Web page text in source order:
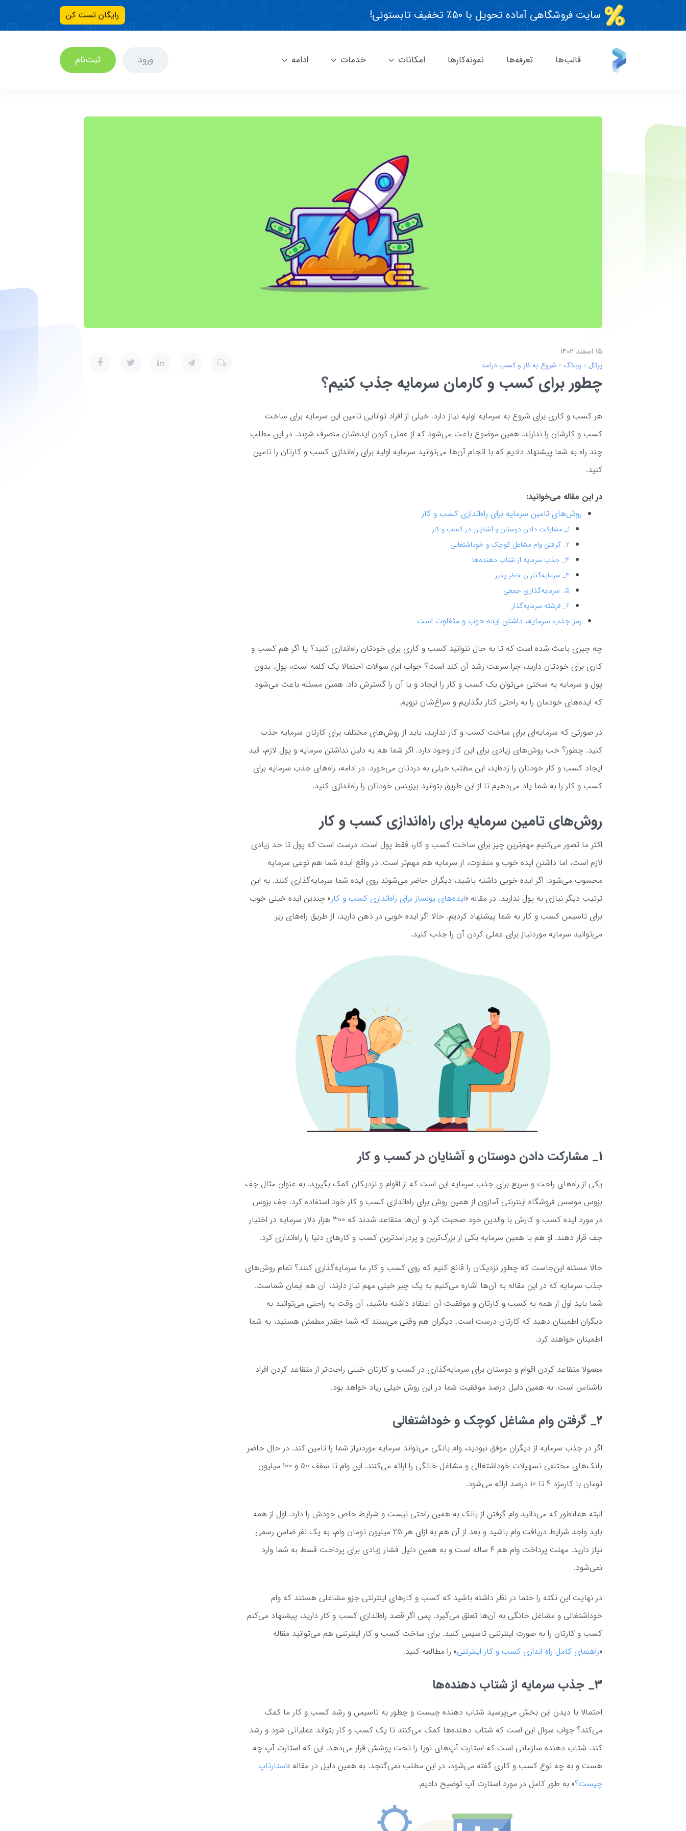
سایت فروشگاهی آماده تحویل با ۵۰٪ تخفیف تابستونی! رایگان تست کن
قالب‌ها تعرفه‌ها نمونه‌کارها امکانات خدمات ادامه ورود ثبت‌نام
15 اسفند 1402
پرتال وبلاگ شروع به کار و کسب درآمد
چطور برای کسب و کارمان سرمایه جذب کنیم؟
هر کسب و کاری برای شروع به سرمایه اولیه نیاز دارد. خیلی از افراد توانایی تامین این سرمایه برای ساخت
کسب و کارشان را ندارند. همین موضوع باعث می‌شود که از عملی کردن ایده‌شان منصرف شوند. در این مطلب
چند راه به شما پیشنهاد دادیم که با انجام آن‌ها می‌توانید سرمایه اولیه برای راه‌اندازی کسب و کارتان را تامین
کنید.
در این مقاله می‌خوانید:
روش‌های تامین سرمایه برای راه‌اندازی کسب و کار
1_ مشارکت دادن دوستان و آشنایان در کسب و کار
2_ گرفتن وام مشاغل کوچک و خوداشتغالی
3_ جذب سرمایه از شتاب دهنده‌ها
4_ سرمایه‌گذاران خطر پذیر
5_ سرمایه‌گذاری جمعی
6_ فرشته سرمایه‌گذار
رمز جذب سرمایه، داشتن ایده خوب و متفاوت است
چه چیزی باعث شده است که تا به حال نتوانید کسب و کاری برای خودتان راه‌اندازی کنید؟ یا اگر هم کسب و
کاری برای خودتان دارید، چرا سرعت رشد آن کند است؟ جواب این سوالات احتمالا یک کلمه است، پول. بدون
پول و سرمایه به سختی می‌توان یک کسب و کار را ایجاد و یا آن را گسترش داد. همین مسئله باعث می‌شود
که ایده‌های خودمان را به راحتی کنار بگذاریم و سراغ‌شان نرویم.
در صورتی که سرمایه‌ای برای ساخت کسب و کار ندارید، باید از روش‌های مختلف برای کارتان سرمایه جذب
کنید. چطور؟ خب روش‌های زیادی برای این کار وجود دارد. اگر شما هم به دلیل نداشتن سرمایه و پول لازم، قید
ایجاد کسب و کار خودتان را زده‌اید، این مطلب خیلی به دردتان می‌خورد. در ادامه، راه‌های جذب سرمایه برای
کسب و کار را به شما یاد می‌دهیم تا از این طریق بتوانید بیزینس خودتان را راه‌اندازی کنید.
روش‌های تامین سرمایه برای راه‌اندازی کسب و کار
اکثر ما تصور می‌کنیم مهم‌ترین چیز برای ساخت کسب و کار، فقط پول است. درست است که پول تا حد زیادی
لازم است، اما داشتن ایده خوب و متفاوت، از سرمایه هم مهم‌تر است. در واقع ایده شما هم نوعی سرمایه
محسوب می‌شود. اگر ایده خوبی داشته باشید، دیگران حاضر می‌شوند روی ایده شما سرمایه‌گذاری کنند. به این
ترتیب دیگر نیازی به پول ندارید. در مقاله «ایده‌های پولساز برای راه‌اندازی کسب و کار» چندین ایده خیلی خوب
برای تاسیس کسب و کار به شما پیشنهاد کردیم. حالا اگر ایده خوبی در ذهن دارید، از طریق راه‌های زیر
می‌توانید سرمایه موردنیاز برای عملی کردن آن را جذب کنید.
1_ مشارکت دادن دوستان و آشنایان در کسب و کار
یکی از راه‌های راحت و سریع برای جذب سرمایه این است که از اقوام و نزدیکان کمک بگیرید. به عنوان مثال جف
بزوس موسس فروشگاه اینترنتی آمازون از همین روش برای راه‌اندازی کسب و کار خود استفاده کرد. جف بزوس
در مورد ایده کسب و کارش با والدین خود صحبت کرد و آن‌ها متقاعد شدند که 300 هزار دلار سرمایه در اختیار
جف قرار دهند. او هم با همین سرمایه یکی از بزرگ‌ترین و پردرآمدترین کسب و کارهای دنیا را راه‌اندازی کرد.
حالا مسئله این‌جاست که چطور نزدیکان را قانع کنیم که روی کسب و کار ما سرمایه‌گذاری کنند؟ تمام روش‌های
جذب سرمایه که در این مقاله به آن‌ها اشاره می‌کنیم به یک چیز خیلی مهم نیاز دارند، آن هم ایمان شماست.
شما باید اول از همه به کسب و کارتان و موفقیت آن اعتقاد داشته باشید، آن وقت به راحتی می‌توانید به
دیگران اطمینان دهید که کارتان درست است. دیگران هم وقتی می‌بینند که شما چقدر مطمئن هستید، به شما
اطمینان خواهند کرد.
معمولا متقاعد کردن اقوام و دوستان برای سرمایه‌گذاری در کسب و کارتان خیلی راحت‌تر از متقاعد کردن افراد
ناشناس است. به همین دلیل درصد موفقیت شما در این روش خیلی زیاد خواهد بود.
2_ گرفتن وام مشاغل کوچک و خوداشتغالی
اگر در جذب سرمایه از دیگران موفق نبودید، وام بانکی می‌تواند سرمایه موردنیاز شما را تامین کند. در حال حاضر
بانک‌های مختلفی تسهیلات خوداشتغالی و مشاغل خانگی را ارائه می‌کنند. این وام تا سقف 50 و 100 میلیون
تومان با کارمزد 4 تا 10 درصد ارائه می‌شود.
البته همانطور که می‌دانید وام گرفتن از بانک به همین راحتی نیست و شرایط خاص خودش را دارد. اول از همه
باید واجد شرایط دریافت وام باشید و بعد از آن هم به ازای هر 25 میلیون تومان وام، به یک نفر ضامن رسمی
نیاز دارید. مهلت پرداخت وام هم 4 ساله است و به همین دلیل فشار زیادی برای پرداخت قسط به شما وارد
نمی‌شود.
در نهایت این نکته را حتما در نظر داشته باشید که کسب و کارهای اینترنتی جزو مشاغلی هستند که وام
خوداشتغالی و مشاغل خانگی به آن‌ها تعلق می‌گیرد. پس اگر قصد راه‌اندازی کسب و کار دارید، پیشنهاد می‌کنم
کسب و کارتان را به صورت اینترنتی تاسیس کنید. برای ساخت کسب و کار اینترنتی هم می‌توانید مقاله
«راهنمای کامل راه اندازی کسب و کار اینترنتی» را مطالعه کنید.
3_ جذب سرمایه از شتاب دهنده‌ها
احتمالا با دیدن این بخش می‌پرسید شتاب دهنده چیست و چطور به تاسیس و رشد کسب و کار ما کمک
می‌کند؟ جواب سوال این است که شتاب دهنده‌ها کمک می‌کنند تا یک کسب و کار بتواند عملیاتی شود و رشد
کند. شتاب دهنده سازمانی است که استارت آپ‌های نوپا را تحت پوشش قرار می‌دهد. این که استارت آپ چه
هست و به چه نوع کسب و کاری گفته می‌شود، در این مطلب نمی‌گنجد. به همین دلیل در مقاله «استارتاپ
چیست؟» به طور کامل در مورد استارت آپ توضیح دادیم.